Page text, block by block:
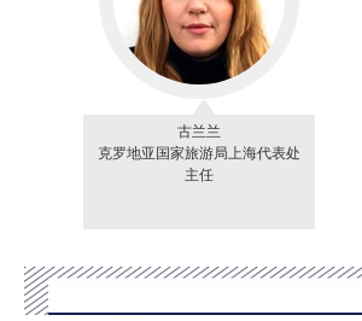
古兰兰
克罗地亚国家旅游局上海代表处
主任